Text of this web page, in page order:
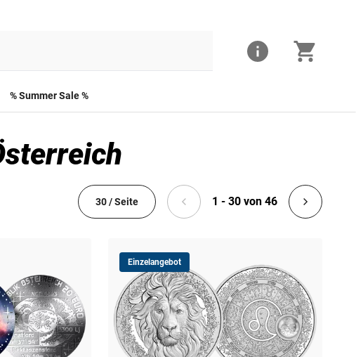
% Summer Sale %
30 / Seite 1 - 30 von 46
Einzelangebot